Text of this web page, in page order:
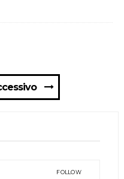
FOLLOW